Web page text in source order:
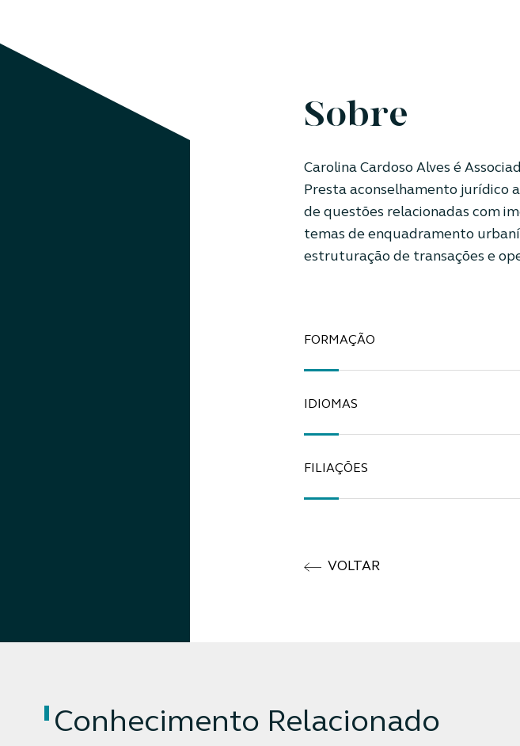
Sobre
Carolina Cardoso Alves é
Presta aconselhamento jurídico
de questões relacionadas com
temas de enquadramento
estruturação de transações e
FORMAÇÃO
IDIOMAS
FILIAÇÕES
VOLTAR
Conhecimento Relacionado